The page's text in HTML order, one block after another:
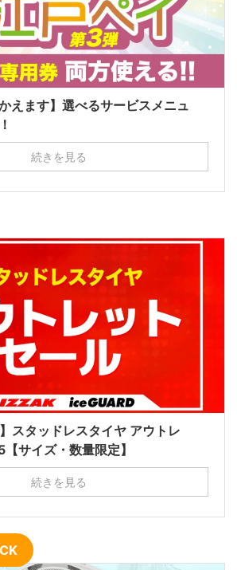
えます】選べるサービスメニュ
続きを見る
スタッドレスタイヤ アウトレ
サイズ・数量限定】
続きを見る